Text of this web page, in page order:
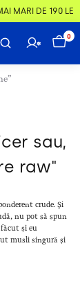
MARI DE 190 LEI
0
sau,
raw"
crude. Și
nu pot să spun
și eu
musli singură și